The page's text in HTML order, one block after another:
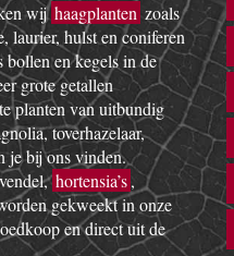
wijhaagplanten zoals
laurier, hulst en coniferen
bollen en kegels in de
grote getallen
planten van uitbundig
toverhazelaar,
je bij ons vinden.
hortensia’s,
gekweekt in onze
en direct uit de